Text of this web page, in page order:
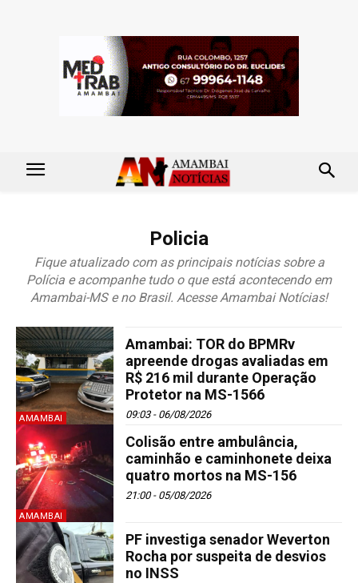
Policia
Fique atualizado com as principais notícias sobre a
Polícia e acompanhe tudo o que está acontecendo em
Amambai-MS e no Brasil. Acesse Amambai Notícias!
AMAMBAI
Amambai: TOR do BPMRv
apreende drogas avaliadas em
R$ 216 mil durante Operação
Protetor na MS-1566
09:03 - 06/08/2026
AMAMBAI
Colisão entre ambulância,
caminhão e caminhonete deixa
quatro mortos na MS-156
21:00 - 05/08/2026
PF investiga senador Weverton
Rocha por suspeita de desvios
no INSS